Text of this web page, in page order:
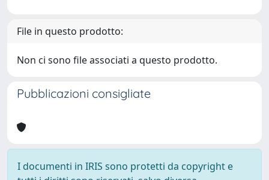
File in questo prodotto:
Non ci sono file associati a questo prodotto.
Pubblicazioni consigliate
I documenti in IRIS sono protetti da copyright e